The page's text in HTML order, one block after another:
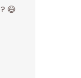
😄